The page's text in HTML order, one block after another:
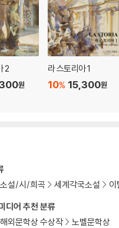
2
원
라 스토리아 1
15,300원
10%
디어 추천 분류
해외문학상 수상작 노벨문학상
소설/시/희곡 세계각국소설 이